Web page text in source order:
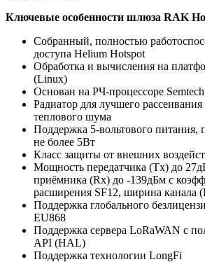
Ключевые особенности шлюза RAK
Собранный, полностью
доступа Helium Hotspot
Обработка и вычисления на
(Linux)
Основан на РЧ-процессоре
Радиатор для лучшего
теплового шума
Поддержка 5-вольтового питания,
не более 5Вт
Класс защиты от внешних
Мощность передатчика (Tx) до
приёмника (Rx) до -139дБм с
расширения SF12, ширина канала
Поддержка глобального
EU868
Поддержка сервера LoRaWAN c
API (HAL)
Поддержка технологии LongFi